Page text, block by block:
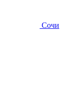
Сочи